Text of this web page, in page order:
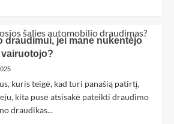
draudimui, jei mane nukentėjo
kuris teigė, kad turi panašią patirtį,
kita pusė atsisakė pateikti draudimo
draudikas...